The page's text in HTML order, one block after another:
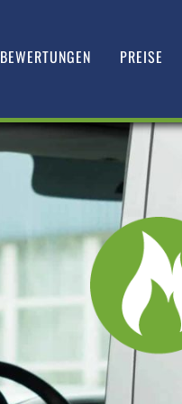
BEWERTUNGEN PREISE